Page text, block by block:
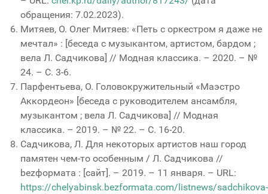
обращения: 7.02.2023).
Митяев, О. Олег Митяев: «Петь с оркестром я даже не
мечтал» : [беседа с музыкантом, артистом, бардом ;
вела Л. Садчикова] // Модная классика. – 2020. – №
24. – С. 3-6.
Парфентьева, О. Головокружительный «Маэстро
Аккордеон» [беседа с руководителем ансамбля,
музыкантом ; вела Л. Садчикова] // Модная
классика. – 2019. – № 22. – С. 16-20.
Садчикова, Л. Для некоторых артистов наш город
памятен чем-то особенным / Л. Садчикова //
bezформата : [сайт]. – 2019. – 11 января. – URL:
https://chelyabinsk.bezformata.com/listnews/sadchikova-